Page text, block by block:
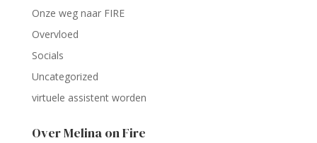
Onze weg naar FIRE
Overvloed
Socials
Uncategorized
virtuele assistent worden
Over Melina on Fire